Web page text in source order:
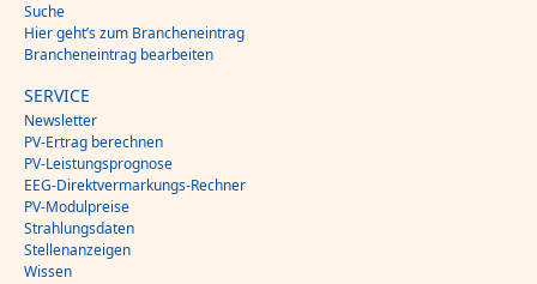
Suche
Hier geht’s zum Brancheneintrag
Brancheneintrag bearbeiten
SERVICE
Newsletter
PV-Ertrag berechnen
PV-Leistungsprognose
EEG-Direktvermarkungs-Rechner
PV-Modulpreise
Strahlungsdaten
Stellenanzeigen
Wissen